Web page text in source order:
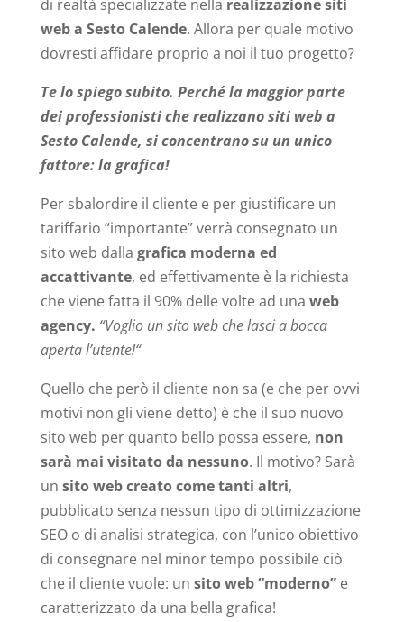
di realtà specializzate nella realizzazione siti
web a Sesto Calende. Allora per quale motivo
dovresti affidare proprio a noi il tuo progetto?
Te lo spiego subito. Perché la maggior parte
dei professionisti che realizzano siti web a
Sesto Calende, si concentrano su un unico
fattore: la grafica!
Per sbalordire il cliente e per giustificare un
tariffario “importante” verrà consegnato un
sito web dalla grafica moderna ed
accattivante, ed effettivamente è la richiesta
che viene fatta il 90% delle volte ad una web
agency. “Voglio un sito web che lasci a bocca
aperta l’utente!“
Quello che però il cliente non sa (e che per ovvi
motivi non gli viene detto) è che il suo nuovo
sito web per quanto bello possa essere, non
sarà mai visitato da nessuno. Il motivo? Sarà
un sito web creato come tanti altri,
pubblicato senza nessun tipo di ottimizzazione
SEO o di analisi strategica, con l’unico obiettivo
di consegnare nel minor tempo possibile ciò
che il cliente vuole: un sito web “moderno”e
caratterizzato da una bella grafica!